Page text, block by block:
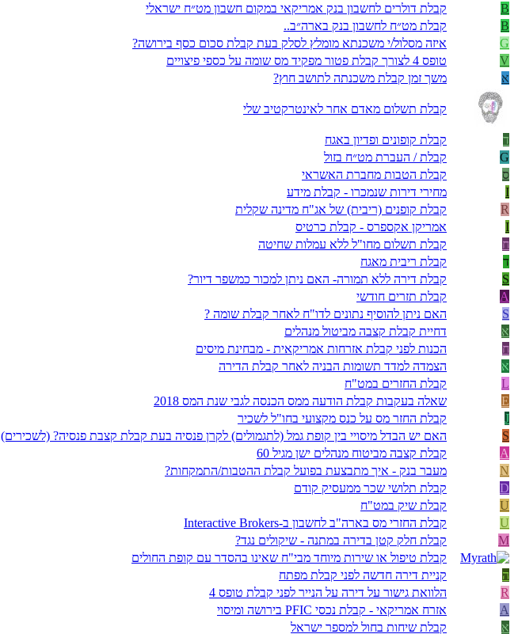
B
קבלת דולרים לחשבון בנק אמריקאי במקום חשבון מט״ח ישראלי
B
קבלת מט״ח לחשבון בנק בארה״ב..
G
איזה מסלול/י משכנתא מומלץ לסלק בעת קבלת סכום כסף בירושה?
V
טופס 4 לצורך קבלת פטור מפקיד מס שומה על כספי פיצויים
א
משך זמן קבלת משכנתה לתושב חוץ?
קבלת תשלום מאדם אחר לאינטרקטיב שלי
ד קבלת קופונים ופדיון באגח
G
קבלת / העברת מט״ח בזול
ס
קבלת הטבות מחברת האשראי
I
מחירי דירות שנמכרו - קבלת מידע
R
קבלת קופנים (ריבית) של אג"ח מדינה שקלית
I
אמריקן אקספרס - קבלת כרטיס
ח
קבלת תשלום מחו"ל ללא עמלות שחיטה
ד
קבלת ריבית מאגח
S
קבלת דירה ללא תמורה- האם ניתן למכור כמשפר דיור?
A
קבלת תזרים חודשי
S
האם ניתן להוסיף נתונים לדו"ח לאחר קבלת שומה ?
א
דחיית קבלת קצבה מביטול מנהלים
ח
הכנות לפני קבלת אזרחות אמריקאית - מבחינת מיסים
א
הצמדה למדד תשומות הבניה לאחר קבלת הדירה
L
קבלת החזרים במט"ח
E
שאלה בעקבות קבלת הודעה ממס הכנסה לגבי שנת המס 2018
J
קבלת החזר מס על כנס מקצועי בחו"ל לשכיר
S
האם יש הבדל מיסויי בין קופת גמל (לתגמולים) לקרן פנסיה בעת קבלת קצבת פנסיה? (לשכירים)
A
קבלת קצבה מביטוח מנהלים ישן מגיל 60
N
מעבר בנק - איך מתבצעת בפועל קבלת ההטבות/התמקחות?
D
קבלת תלושי שכר ממעסיק קודם
U
קבלת שיק במט"ח
U
קבלת החזרי מס בארה"ב לחשבון ב-Interactive Brokers
M
קבלת חלק קטן בדירה במתנה - שיקולים נגד?
קבלת טיפול או שירות מיוחד מבי"ח שאינו בהסדר עם קופת החולים
ה
קניית דירה חדשה לפני קבלת מפתח
R
הלוואת גישור על דירה על הנייר לפני קבלת טופס 4
A
אזרח אמריקאי - קבלת נכסי PFIC בירושה ומיסוי
א
קבלת שיחות בחול למספר ישראל